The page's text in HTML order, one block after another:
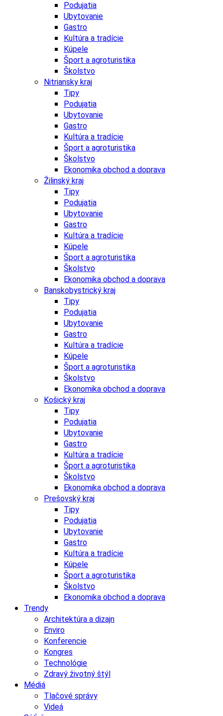
Podujatia
Ubytovanie
Gastro
Kultúra a tradície
Kúpele
Šport a agroturistika
Školstvo
Nitriansky kraj
Tipy
Podujatia
Ubytovanie
Gastro
Kultúra a tradície
Šport a agroturistika
Školstvo
Ekonomika obchod a doprava
Žilinský kraj
Tipy
Podujatia
Ubytovanie
Gastro
Kultúra a tradície
Kúpele
Šport a agroturistika
Školstvo
Ekonomika obchod a doprava
Banskobystrický kraj
Tipy
Podujatia
Ubytovanie
Gastro
Kultúra a tradície
Kúpele
Šport a agroturistika
Školstvo
Ekonomika obchod a doprava
Košický kraj
Tipy
Podujatia
Ubytovanie
Gastro
Kultúra a tradície
Šport a agroturistika
Školstvo
Ekonomika obchod a doprava
Prešovský kraj
Tipy
Podujatia
Ubytovanie
Gastro
Kultúra a tradície
Kúpele
Šport a agroturistika
Školstvo
Ekonomika obchod a doprava
Trendy
Architektúra a dizajn
Enviro
Konferencie
Kongres
Technológie
Zdravý životný štýl
Médiá
Tlačové správy
Videá